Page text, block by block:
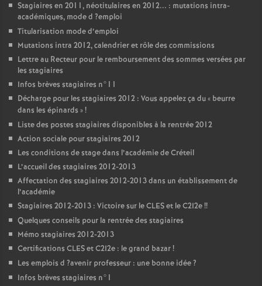
Stagiaires en 2011, néotitulaires en 2012... : mutations intra-
académiques, mode d ?emploi
Titularisation mode d’emploi
Mutations intra 2012, calendrier et rôle des commissions
Lettre au Recteur pour le remboursement des sommes versées par
les stagiaires
Infos brèves stagiaires n°11
Décharge pour les stagiaires 2012 : Vous appelez ça du « beurre
dans les épinards »!
Liste des postes stagiaires disponibles à la rentrée 2012
Action sociale pour stagiaires 2012
Les conditions de stage dans l’académie de Créteil
L’accueil des stagiaires 2012-2013
Affectation des stagiaires 2012-2013 dans un établissement de
l’académie
Stagiaires 2012-2013 : Victoire sur leCLESet le C2I2e!!
Quelques conseils pour la rentrée des stagiaires
Mémo stagiaires 2012-2013
Certifications CLESet C2I2e : le grand bazar!
Les emplois d ?avenir professeur : une bonne idée?
Infos brèves stagiaires n°1